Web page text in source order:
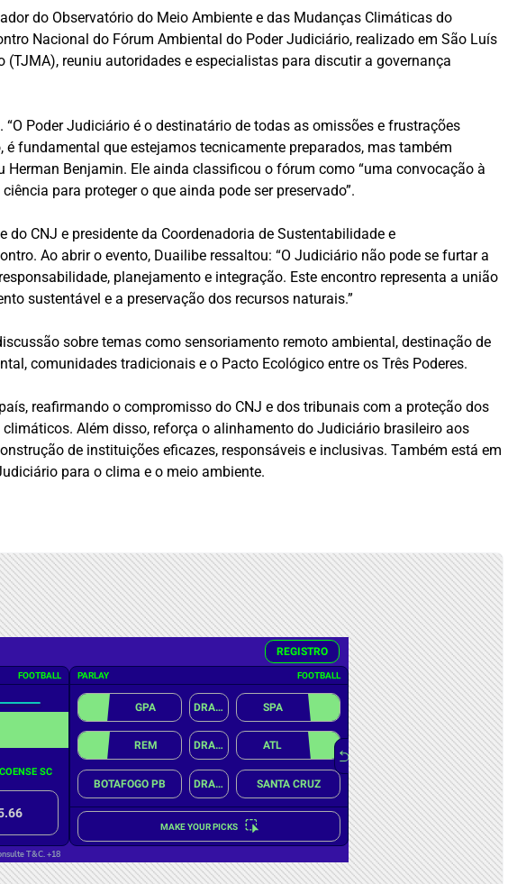
do Observatório do Meio Ambiente e das Mudanças Climáticas do
Nacional do Fórum Ambiental do Poder Judiciário, realizado em São Luís
reuniu autoridades e especialistas para discutir a governança
Poder Judiciário é o destinatário de todas as omissões e frustrações
fundamental que estejamos tecnicamente preparados, mas também
Benjamin. Ele ainda classificou o fórum como “uma convocação à
para proteger o que ainda pode ser preservado”.
CNJ e presidente da Coordenadoria de Sustentabilidade e
Ao abrir o evento, Duailibe ressaltou: “O Judiciário não pode se furtar a
planejamento e integração. Este encontro representa a união
sustentável e a preservação dos recursos naturais.”
sobre temas como sensoriamento remoto ambiental, destinação de
comunidades tradicionais e o Pacto Ecológico entre os Três Poderes.
reafirmando o compromisso do CNJ e dos tribunais com a proteção dos
Além disso, reforça o alinhamento do Judiciário brasileiro aos
de instituições eficazes, responsáveis e inclusivas. Também está em
para o clima e o meio ambiente.